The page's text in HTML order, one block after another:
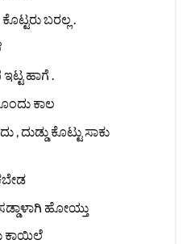
ಬರಲ್ಲ .
ಹಾಗೆ .
ಕಾಲ
, ದುಡ್ಡು ಕೊಟ್ಟು ಸಾಕು
ಹೋಯ್ತು
ಕಾಯಿಲೆ